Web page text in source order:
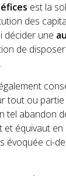
est la
des
décider une
de
tout ou
tel abandon
et équivaut en
évoquée ci-